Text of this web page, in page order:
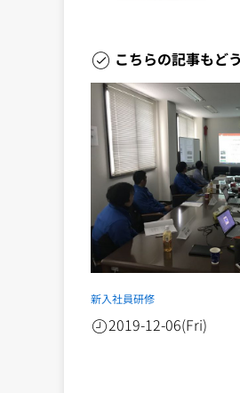
こちらの記事もど
新入社員研修
2019-12-06(Fri)